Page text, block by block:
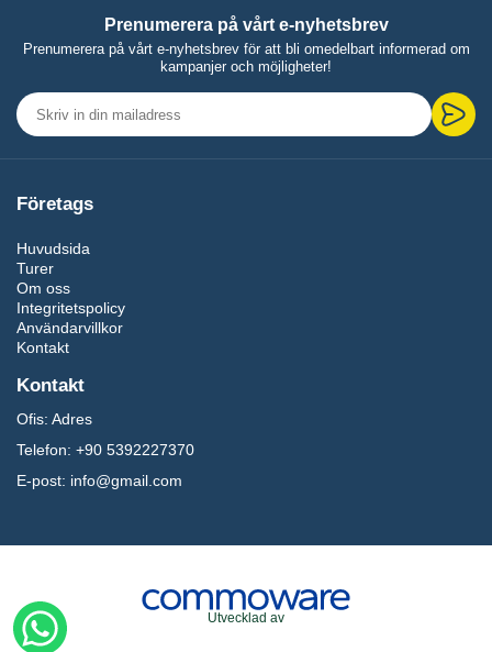
Prenumerera på vårt e-nyhetsbrev
Prenumerera på vårt e-nyhetsbrev för att bli omedelbart informerad om
kampanjer och möjligheter!
Företags
Huvudsida
Turer
Om oss
Integritetspolicy
Användarvillkor
Kontakt
Kontakt
Ofis: Adres
Telefon: +90 5392227370
E-post: info@gmail.com
Utvecklad av